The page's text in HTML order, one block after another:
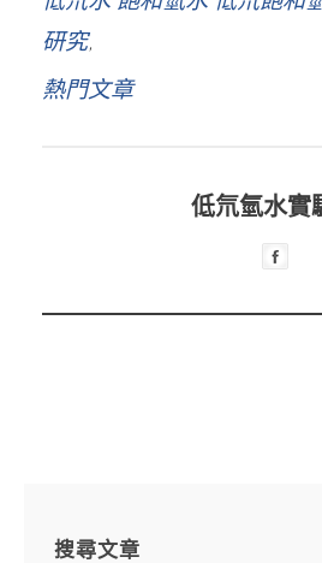
研究
熱門文章
低氘氫水實
搜尋文章